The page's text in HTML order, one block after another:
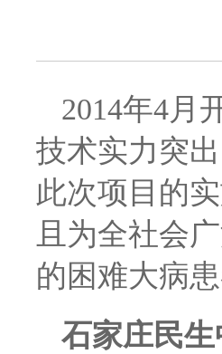
2014年4月
技术实力突
此次项目的
且为全社会
的困难大病
石家庄民